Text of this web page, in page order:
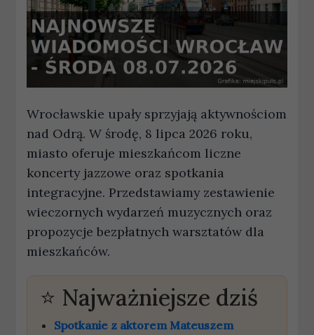
Wrocławskie upały sprzyjają aktywnościom
nad Odrą. W środę, 8 lipca 2026 roku,
miasto oferuje mieszkańcom liczne
koncerty jazzowe oraz spotkania
integracyjne. Przedstawiamy zestawienie
wieczornych wydarzeń muzycznych oraz
propozycje bezpłatnych warsztatów dla
mieszkańców.
Najważniejsze dziś
Spotkanie z aktorem Mateuszem